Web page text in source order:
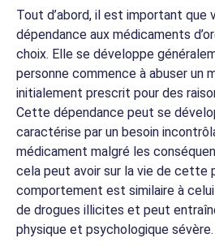
Tout d’abord, il est important que
dépendance aux médicaments
choix. Elle se développe
personne commence à abuser un
initialement prescrit pour des
Cette dépendance peut se
caractérise par un besoin
médicament malgré les
cela peut avoir sur la vie de cette
comportement est similaire à celui
de drogues illicites et peut
physique et psychologique sévère.